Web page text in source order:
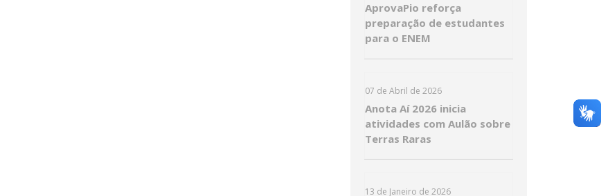
AprovaPio reforça
preparação de estudantes
para o ENEM
07 de Abril de 2026
Anota Aí 2026 inicia
atividades com Aulão sobre
Terras Raras
13 de Janeiro de 2026